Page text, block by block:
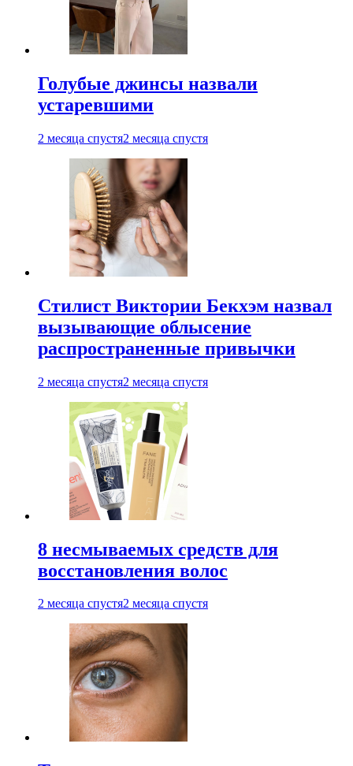
Голубые джинсы назвали
устаревшими
2 месяца спустя2 месяца спустя
Стилист Виктории Бекхэм назвал
вызывающие облысение
распространенные привычки
2 месяца спустя2 месяца спустя
8 несмываемых средств для
восстановления волос
2 месяца спустя2 месяца спустя